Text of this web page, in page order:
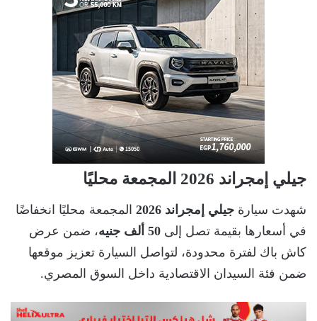
جيلي إمجراند 2026 المجمعة محليًا
شهدت سيارة جيلي إمجراند 2026
المجمعة محليًا انخفاضًا
في أسعارها بقيمة تصل إلى 50 ألف جنيه
، ضمن عرض
كاش باك لفترة محدودة، لتواصل السيارة تعزيز موقعها
ضمن فئة السيدان الاقتصادية داخل السوق المصري.